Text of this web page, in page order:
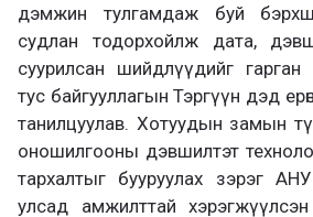
дэмжин тулгамдаж буй
судлан тодорхойлж дата,
суурилсан шийдлүүдийг
тус байгууллагын Тэргүүн дэд
танилцуулав. Хотуудын замын
оношилгооны дэвшилтэт
тархалтыг бууруулах зэрэг
улсад амжилттай хэрэгжүүлсэн